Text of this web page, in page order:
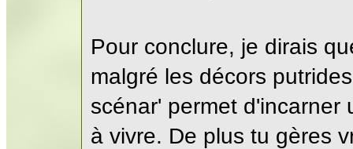
Pour conclure, je dirais
malgré les décors
scénar' permet d'incarner
à vivre. De plus tu gères